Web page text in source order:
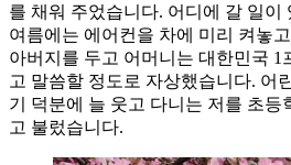
를 채워 주었습니다. 어디에 갈 일이
여름에는 에어컨을 차에 미리 켜놓
아버지를 두고 어머니는 대한민국 1
고 말씀할 정도로 자상했습니다. 어
기 덕분에 늘 웃고 다니는 저를 초
고 불렀습니다.